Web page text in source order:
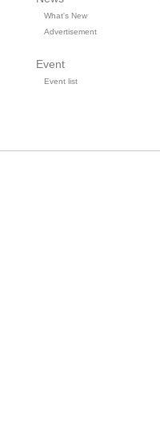
What's New
Advertisement
Event
Event list